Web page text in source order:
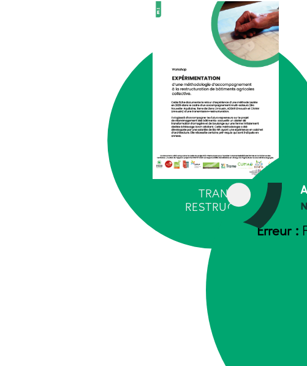
Erreur :
TRANSMISSION -
RESTRUCTURATION